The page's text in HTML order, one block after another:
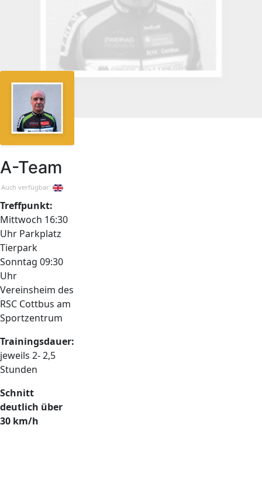
A-Team
Auch verfügbar:
Treffpunkt:
Mittwoch 16:30
Uhr Parkplatz
Tierpark
Sonntag 09:30
Uhr
Vereinsheim des
RSC Cottbus am
Sportzentrum
Trainingsdauer:
jeweils 2- 2,5
Stunden
Schnitt
deutlich über
30 km/h